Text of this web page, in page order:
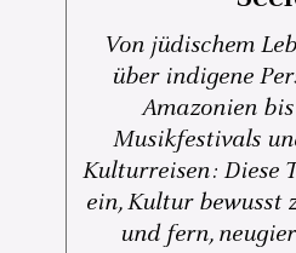
Von jüdischem
über indigene
Amazonien
Musikfestivals
Kulturreisen: Diese
ein, Kultur bewusst
und fern,